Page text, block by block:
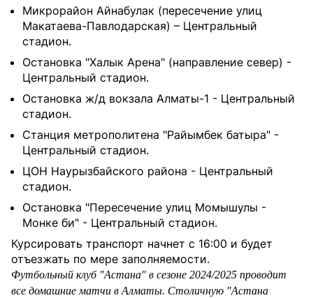
Микрорайон Айнабулак (пересечение улиц
Макатаева-Павлодарская) – Центральный
стадион.
Остановка "Халык Арена" (направление север) -
Центральный стадион.
Остановка ж/д вокзала Алматы-1 - Центральный
стадион.
Станция метрополитена "Райымбек батыра" -
Центральный стадион.
ЦОН Наурызбайского района - Центральный
стадион.
Остановка "Пересечение улиц Момышулы -
Монке би" - Центральный стадион.
Курсировать транспорт начнет с 16:00 и будет
отъезжать по мере заполняемости.
Футбольный клуб "Астана" в сезоне 2024/2025 проводит
все домашние матчи в Алматы. Столичную "Астана